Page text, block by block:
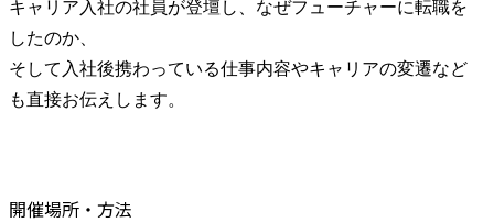
キャリア入社の社員が登壇し、なぜフューチャーに転職を
したのか、
そして入社後携わっている仕事内容やキャリアの変遷など
も直接お伝えします。
開催場所・方法